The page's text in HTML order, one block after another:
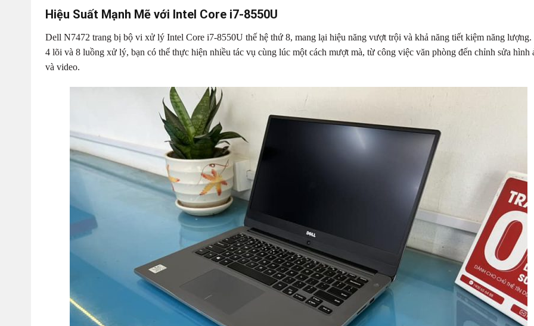
Hiệu Suất Mạnh Mẽ với Intel Core i7-8550U
Dell N7472 trang bị bộ vi xử lý Intel Core i7-8550U thế hệ thứ 8, mang lại hiệu năng vượt trội và khả năng tiết kiệm năng
4 lõi và 8 luồng xử lý, bạn có thể thực hiện nhiều tác vụ cùng lúc một cách mượt mà, từ công việc văn phòng đến chỉnh sửa hình
và video.